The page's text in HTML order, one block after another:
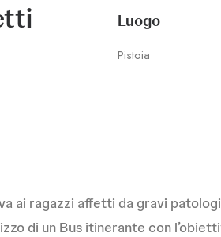
Luogo
Pistoia
ai ragazzi affetti da gravi
di un Bus itinerante con